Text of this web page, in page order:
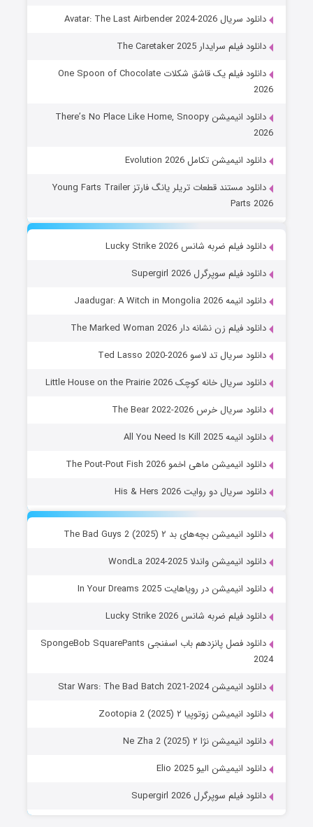
دانلود سریال Avatar: The Last Airbender 2024-2026
دانلود فیلم سرایدار The Caretaker 2025
دانلود فیلم یک قاشق شکلات One Spoon of Chocolate
2026
دانلود انیمیشن There’s No Place Like Home, Snoopy
2026
دانلود انیمیشن تکامل Evolution 2026
دانلود مستند قطعات تریلر یانگ فارتز Young Farts Trailer
Parts 2026
دانلود فیلم ضربه شانس Lucky Strike 2026
دانلود فیلم سوپرگرل Supergirl 2026
دانلود انیمه Jaadugar: A Witch in Mongolia 2026
دانلود فیلم زن نشانه دار The Marked Woman 2026
دانلود سریال تد لاسو Ted Lasso 2020-2026
دانلود سریال خانه کوچک Little House on the Prairie 2026
دانلود سریال خرس The Bear 2022-2026
دانلود انیمه All You Need Is Kill 2025
دانلود انیمیشن ماهی اخمو The Pout-Pout Fish 2026
دانلود سریال دو روایت His & Hers 2026
دانلود انیمیشن بچه‌های بد ۲ The Bad Guys 2 (2025)
دانلود انیمیشن واندلا WondLa 2024-2025
دانلود انیمیشن در رویاهایت In Your Dreams 2025
دانلود فیلم ضربه شانس Lucky Strike 2026
دانلود فصل پانزدهم باب اسفنجی SpongeBob SquarePants
2024
دانلود انیمیشن Star Wars: The Bad Batch 2021-2024
دانلود انیمیشن زوتوپیا ۲ Zootopia 2 (2025)
دانلود انیمیشن نژا ۲ Ne Zha 2 (2025)
دانلود انیمیشن الیو Elio 2025
دانلود فیلم سوپرگرل Supergirl 2026